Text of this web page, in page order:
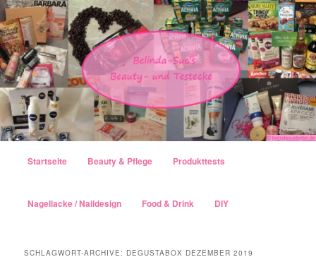
Zum Inhalt wechseln
Zum sekundären Inhalt wechseln
Startseite Beauty & Pflege Produkttests
Nagellacke / Naildesign Food & Drink DIY
SCHLAGWORT-ARCHIVE: DEGUSTABOX DEZEMBER 2019